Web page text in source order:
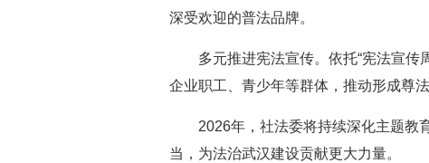
深受欢迎的普法品牌。
多元推进宪法宣传。依托“宪法宣传
企业职工、青少年等群体，推动形成尊
2026年，社法委将持续深化主题教
当，为法治武汉建设贡献更大力量。